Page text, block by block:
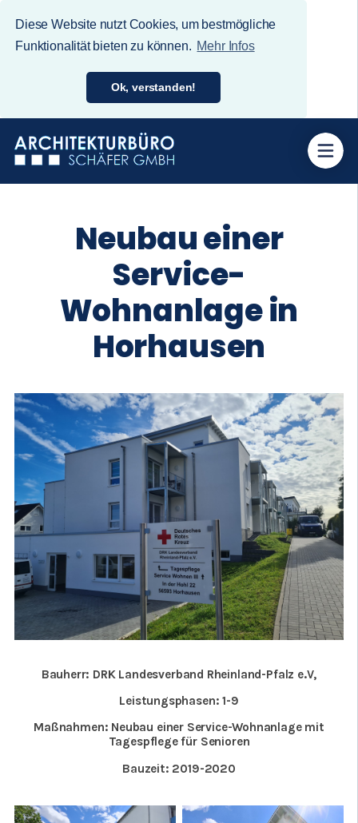
Diese Website nutzt Cookies, um bestmögliche
Funktionalität bieten zu können. Mehr Infos
Ok, verstanden!
Neubau einer
Service-
Wohnanlage in
Horhausen
Bauherr: DRK Landesverband Rheinland-Pfalz e.V,
Leistungsphasen: 1-9
Maßnahmen: Neubau einer Service-Wohnanlage mit
Tagespflege für Senioren
Bauzeit: 2019-2020